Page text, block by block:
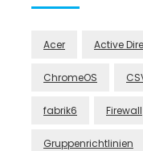
Acer Active
ChromeOS
fabrik6 Firewall
Gruppenrichtlinien